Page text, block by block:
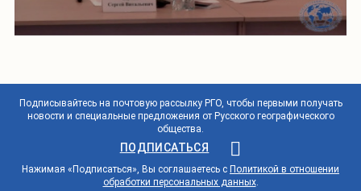
Подписывайтесь на почтовую рассылку РГО, чтобы первыми получать
новости и специальные предложения от Русского географического
общества.
ПОДПИСАТЬСЯ
Нажимая «Подписаться», Вы соглашаетесь с Политикой в отношении
обработки персональных данных.